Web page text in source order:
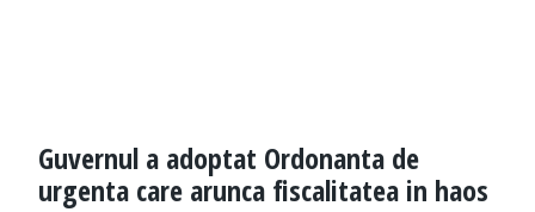
Guvernul a adoptat Ordonanta de
urgenta care arunca fiscalitatea in haos